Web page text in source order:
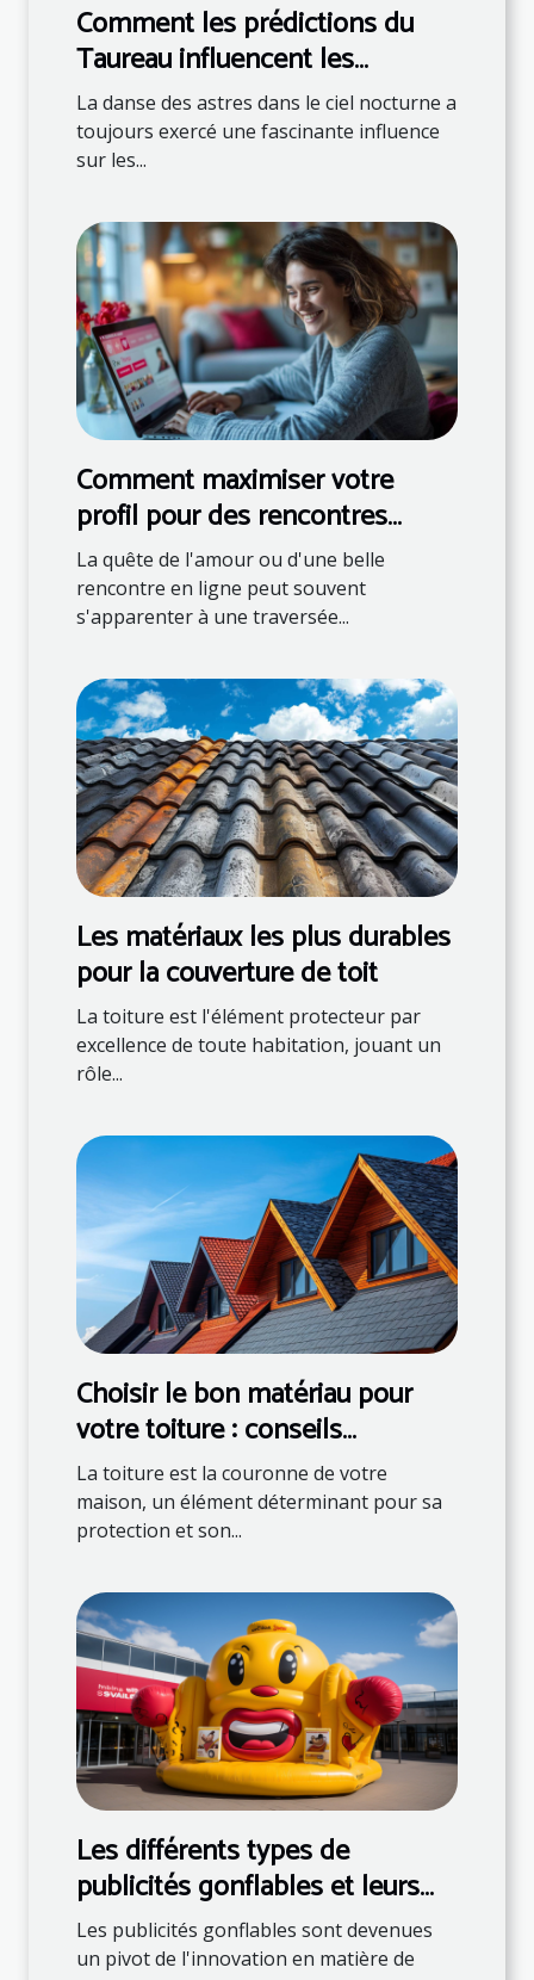
Comment les prédictions du
Taureau influencent les
décisions quotidiennes
La danse des astres dans le ciel nocturne a
toujours exercé une fascinante influence
sur les...
Comment maximiser votre
profil pour des rencontres
réussies en ligne
La quête de l'amour ou d'une belle
rencontre en ligne peut souvent
s'apparenter à une traversée...
Les matériaux les plus durables
pour la couverture de toit
La toiture est l'élément protecteur par
excellence de toute habitation, jouant un
rôle...
Choisir le bon matériau pour
votre toiture : conseils
d'experts
La toiture est la couronne de votre
maison, un élément déterminant pour sa
protection et son...
Les différents types de
publicités gonflables et leurs
utilisations
Les publicités gonflables sont devenues
un pivot de l'innovation en matière de